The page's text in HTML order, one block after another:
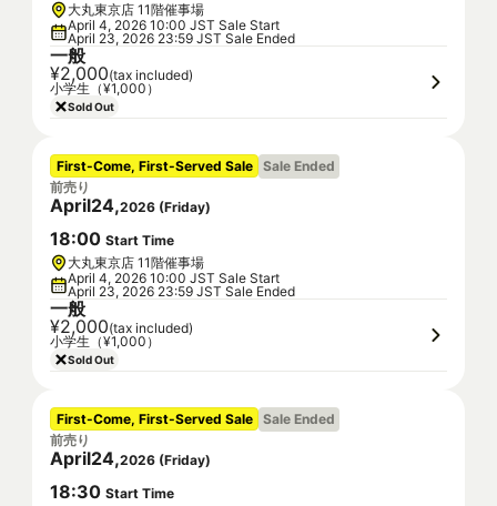
大丸東京店 11階催事場
April 4, 2026 10:00 JST Sale Start
April 23, 2026 23:59 JST Sale Ended
一般
¥2,000(tax included)
小学生（¥1,000）
Sold Out
First-Come, First-Served Sale Sale Ended
前売り
April24,2026 (Friday)
18:00 Start Time
大丸東京店 11階催事場
April 4, 2026 10:00 JST Sale Start
April 23, 2026 23:59 JST Sale Ended
一般
¥2,000(tax included)
小学生（¥1,000）
Sold Out
First-Come, First-Served Sale Sale Ended
前売り
April24,2026 (Friday)
18:30 Start Time